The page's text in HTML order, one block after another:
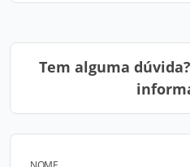
Tem alguma